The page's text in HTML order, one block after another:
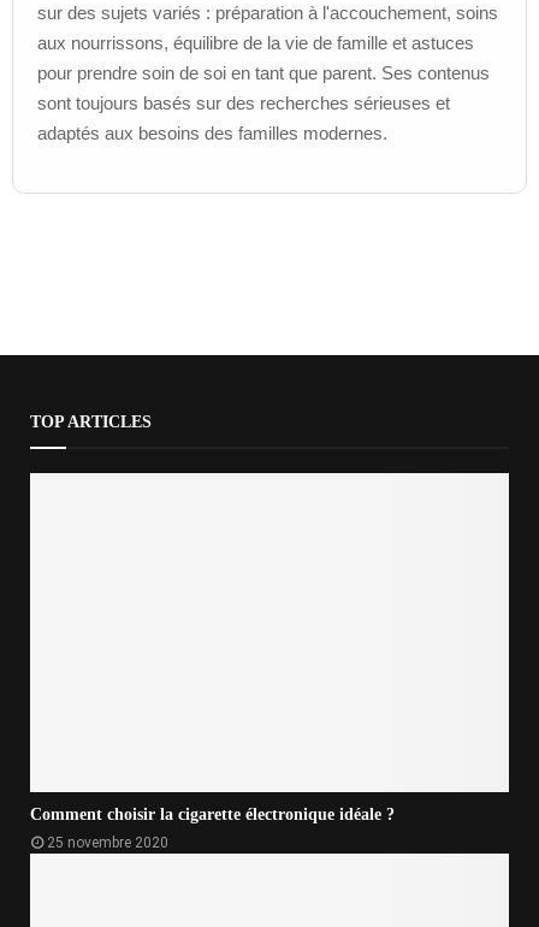
sur des sujets variés : préparation à l'accouchement, soins
aux nourrissons, équilibre de la vie de famille et astuces
pour prendre soin de soi en tant que parent. Ses contenus
sont toujours basés sur des recherches sérieuses et
adaptés aux besoins des familles modernes.
TOP ARTICLES
Comment choisir la cigarette électronique idéale ?
25 novembre 2020